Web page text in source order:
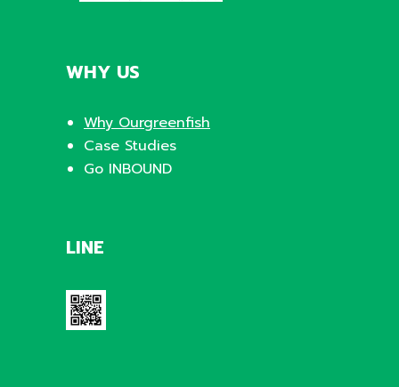
WHY US
Why Ourgreenfish
Case Studies
Go INBOUND
LINE